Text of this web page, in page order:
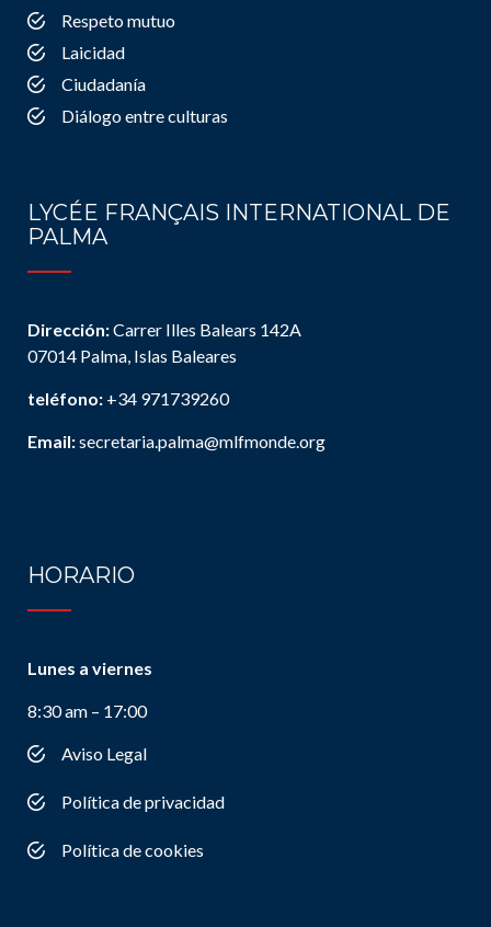
Respeto mutuo
Laicidad
Ciudadanía
Diálogo entre culturas
LYCÉE FRANÇAIS INTERNATIONAL DE
PALMA
Dirección:Carrer Illes Balears 142A
07014 Palma, Islas Baleares
teléfono: +34 971739260
Email:secretaria.palma@mlfmonde.org
HORARIO
Lunes a viernes
8:30 am – 17:00
Aviso Legal
Política de privacidad
Política de cookies